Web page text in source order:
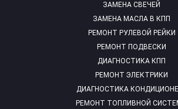
ЗАМЕНА СВЕЧЕЙ
ЗАМЕНА МАСЛА В КПП
РЕМОНТ РУЛЕВОЙ РЕЙКИ
РЕМОНТ ПОДВЕСКИ
ДИАГНОСТИКА КПП
РЕМОНТ ЭЛЕКТРИКИ
ДИАГНОСТИКА
РЕМОНТ ТОПЛИВНОЙ